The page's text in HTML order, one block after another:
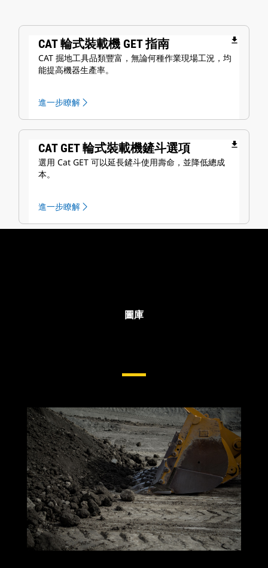
CAT 輪式裝載機 GET 指南 file_download
CAT 掘地工具品類豐富，無論何種作業現場工況，均
能提高機器生產率。
進一步瞭解
CAT GET 輪式裝載機鏟斗選項 file_download
選用 Cat GET 可以延長鏟斗使用壽命，並降低總成
本。
進一步瞭解
圖庫